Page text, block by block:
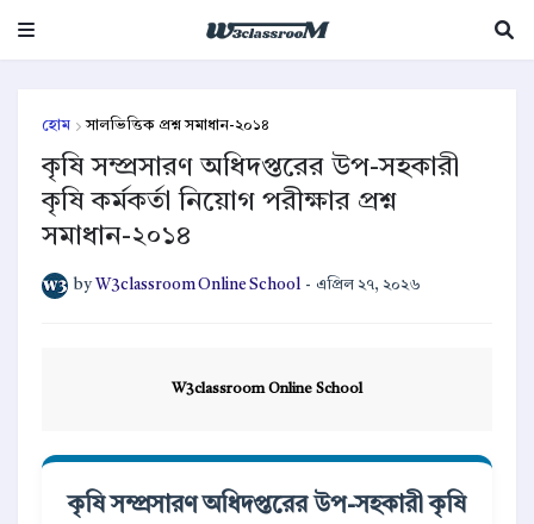
হোম সালভিত্তিক প্রশ্ন সমাধান-২০১৪
কৃষি সম্প্রসারণ অধিদপ্তরের উপ-সহকারী
কৃষি কর্মকর্তা নিয়োগ পরীক্ষার প্রশ্ন
সমাধান-২০১৪
by W3classroom Online School - এপ্রিল ২৭, ২০২৬
W3classroom Online School
কৃষি সম্প্রসারণ অধিদপ্তরের উপ-সহকারী কৃষি